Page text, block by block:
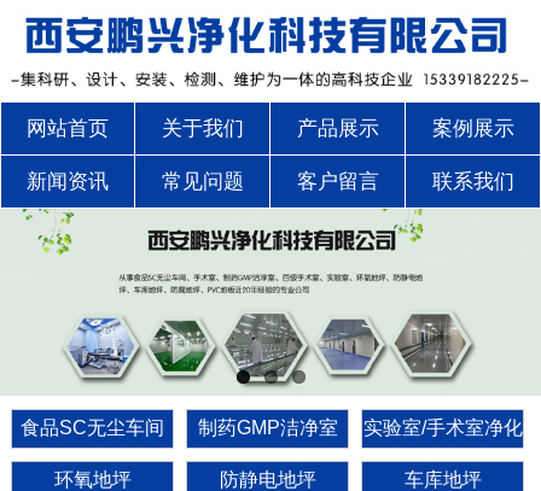
网站首页 关于我们 产品展示 案例展示
新闻资讯 常见问题 客户留言 联系我们
食品SC无尘车间 制药GMP洁净室 实验室/手术室净化
环氧地坪 防静电地坪 车库地坪